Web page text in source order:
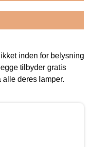
inden for belysning
tilbyder gratis
alle deres lamper.